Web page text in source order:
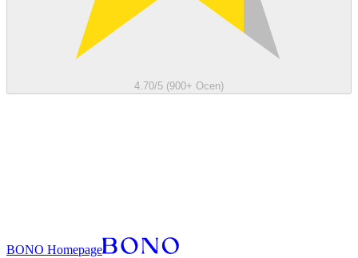
4.70/5 (900+ Ocen)
BONO Homepage